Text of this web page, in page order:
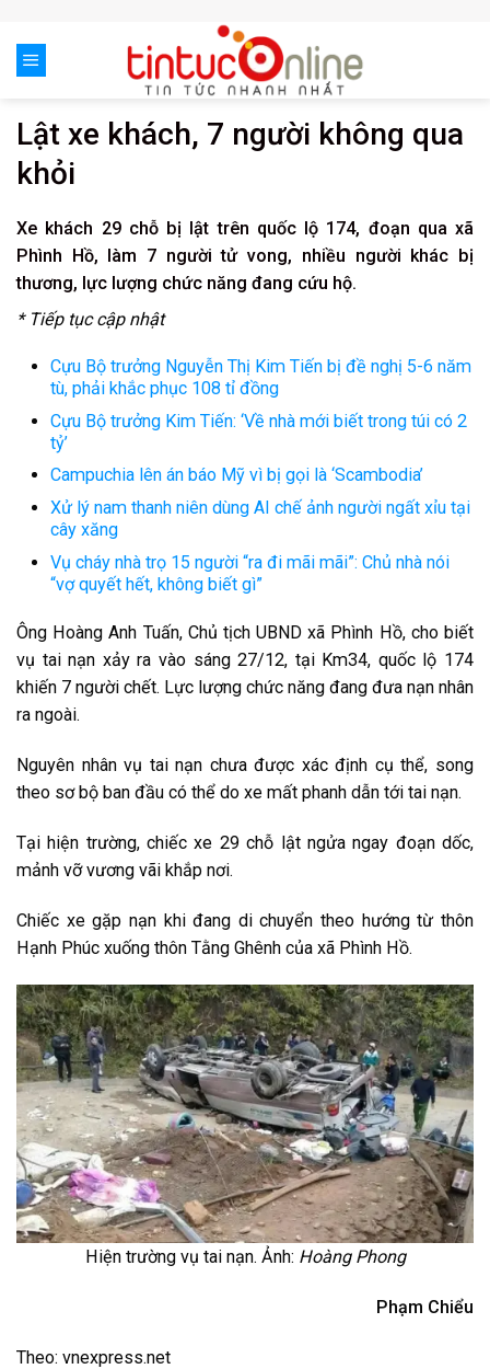
content
Lật xe khách, 7 người không qua
khỏi
Xe khách 29 chỗ bị lật trên quốc lộ 174, đoạn qua xã
Phình Hồ, làm 7 người tử vong, nhiều người khác bị
thương, lực lượng chức năng đang cứu hộ.
* Tiếp tục cập nhật
Cựu Bộ trưởng Nguyễn Thị Kim Tiến bị đề nghị 5-6 năm
tù, phải khắc phục 108 tỉ đồng
Cựu Bộ trưởng Kim Tiến: ‘Về nhà mới biết trong túi có 2
tỷ’
Campuchia lên án báo Mỹ vì bị gọi là ‘Scambodia’
Xử lý nam thanh niên dùng AI chế ảnh người ngất xỉu tại
cây xăng
Vụ cháy nhà trọ 15 người “ra đi mãi mãi”: Chủ nhà nói
“vợ quyết hết, không biết gì”
Ông Hoàng Anh Tuấn, Chủ tịch UBND xã Phình Hồ, cho biết
vụ tai nạn xảy ra vào sáng 27/12, tại Km34, quốc lộ 174
khiến 7 người chết. Lực lượng chức năng đang đưa nạn nhân
ra ngoài.
Nguyên nhân vụ tai nạn chưa được xác định cụ thể, song
theo sơ bộ ban đầu có thể do xe mất phanh dẫn tới tai nạn.
Tại hiện trường, chiếc xe 29 chỗ lật ngửa ngay đoạn dốc,
mảnh vỡ vương vãi khắp nơi.
Chiếc xe gặp nạn khi đang di chuyển theo hướng từ thôn
Hạnh Phúc xuống thôn Tằng Ghênh của xã Phình Hồ.
Hiện trường vụ tai nạn. Ảnh: Hoàng Phong
Phạm Chiểu
Theo: vnexpress.net